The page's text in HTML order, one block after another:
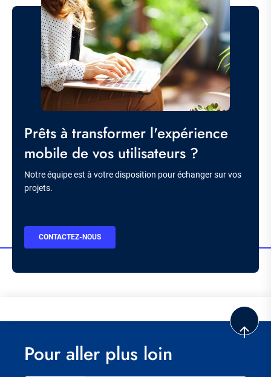
Image
Titre
Prêts à transformer l'expérience
mobile de vos utilisateurs ?
Description
Notre équipe est à votre disposition pour échanger sur vos
projets.
BOUTON
CONTACTEZ-NOUS
Pour aller plus loin